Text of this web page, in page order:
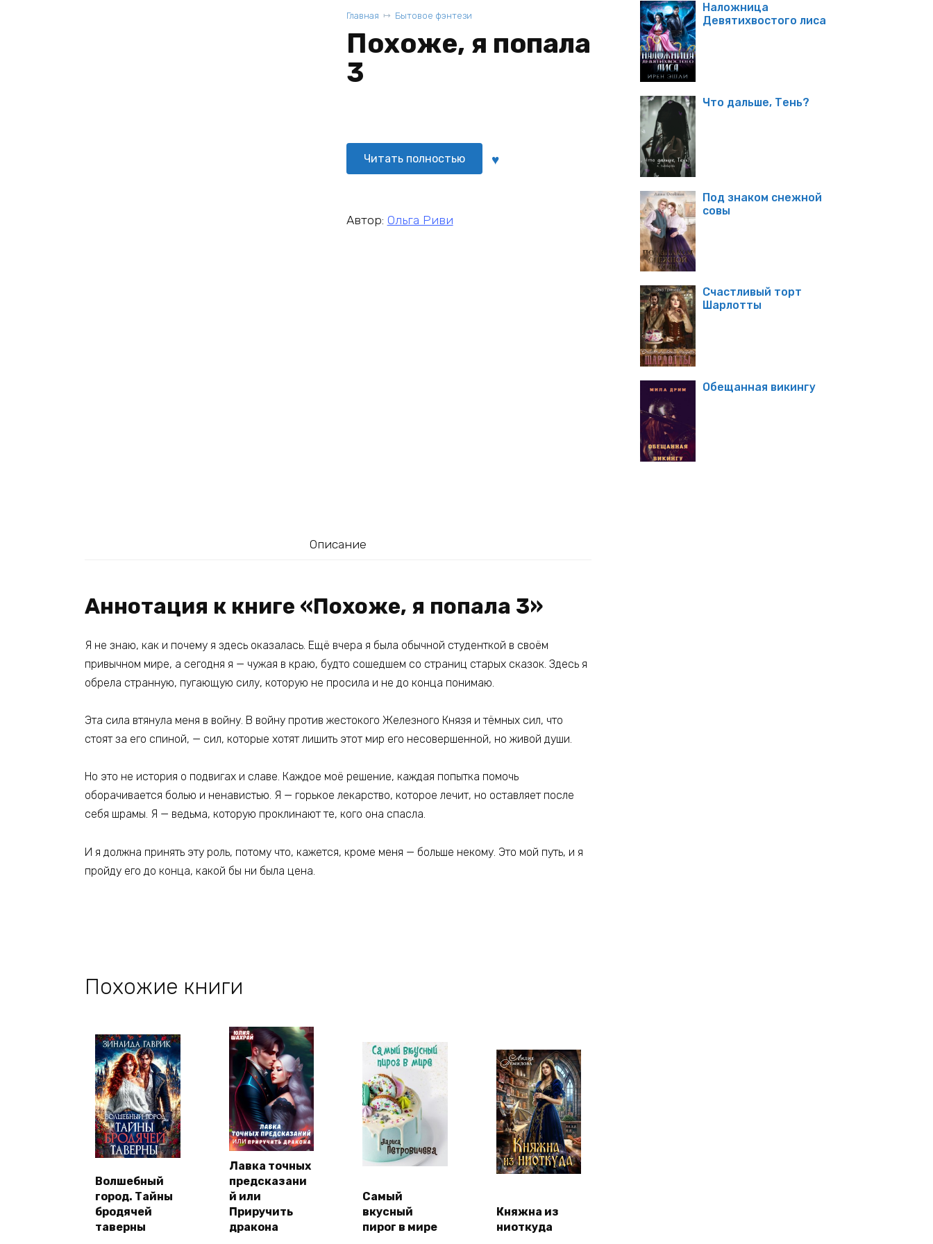
Главная Бытовое фэнтези
Похоже, я попала
3
Читать полностью
Автор: Ольга Риви
Описание
Аннотация к книге «Похоже, я попала 3»
Я не знаю, как и почему я здесь оказалась. Ещё вчера я была обычной студенткой в своём
привычном мире, а сегодня я — чужая в краю, будто сошедшем со страниц старых сказок. Здесь я
обрела странную, пугающую силу, которую не просила и не до конца понимаю.
Эта сила втянула меня в войну. В войну против жестокого Железного Князя и тёмных сил, что
стоят за его спиной, — сил, которые хотят лишить этот мир его несовершенной, но живой души.
Но это не история о подвигах и славе. Каждое моё решение, каждая попытка помочь
оборачивается болью и ненавистью. Я — горькое лекарство, которое лечит, но оставляет после
себя шрамы. Я — ведьма, которую проклинают те, кого она спасла.
И я должна принять эту роль, потому что, кажется, кроме меня — больше некому. Это мой путь, и я
пройду его до конца, какой бы ни была цена.
Похожие книги
Волшебный
город. Тайны
бродячей
таверны
Лавка точных
предсказани
й или
Приручить
дракона
Самый
вкусный
пирог в мире
Княжна из
ниоткуда
Наложница
Девятихвостого лиса
Что дальше, Тень?
Под знаком снежной
совы
Счастливый торт
Шарлотты
Обещанная викингу